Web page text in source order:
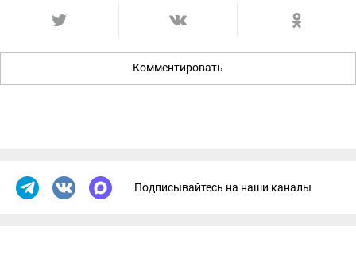
Комментировать
Подписывайтесь на наши каналы